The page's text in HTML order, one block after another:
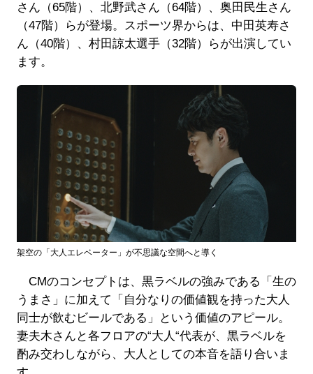
さん（65階）、北野武さん（64階）、奥田民生さん
（47階）らが登場。スポーツ界からは、中田英寿さ
ん（40階）、村田諒太選手（32階）らが出演してい
ます。
架空の「大人エレベーター」が不思議な空間へと導く
CMのコンセプトは、黒ラベルの強みである「生の
うまさ」に加えて「自分なりの価値観を持った大人
同士が飲むビールである」という価値のアピール。
妻夫木さんと各フロアの“大人“代表が、黒ラベルを
酌み交わしながら、大人としての本音を語り合いま